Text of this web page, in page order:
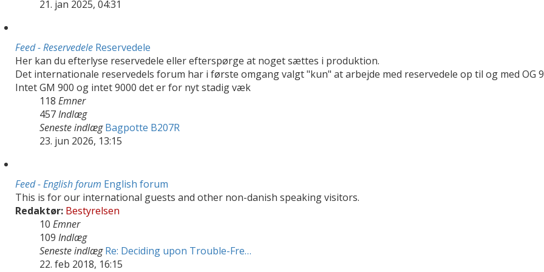
21. jan 2025, 04:31
Feed - Reservedele Reservedele
Her kan du efterlyse reservedele eller efterspørge at noget sættes i produktion.
Det internationale reservedels forum har i første omgang valgt "kun" at arbejde med reservedele op til og med OG
Intet GM 900 og intet 9000 det er for nyt stadig væk
118 Emner
457Indlæg
Seneste indlæg Bagpotte B207R
23. jun 2026, 13:15
Feed - English forum English forum
This is for our international guests and other non-danish speaking visitors.
Redaktør: Bestyrelsen
10 Emner
109 Indlæg
Seneste indlæg Re: Deciding upon Trouble-Fre…
22. feb 2018, 16:15